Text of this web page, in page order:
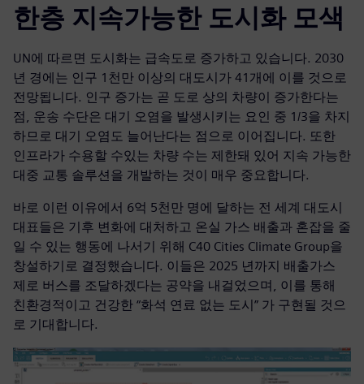
한층 지속가능한 도시화 모색
UN에 따르면 도시화는 급속도로 증가하고 있습니다. 2030
년 경에는 인구 1천만 이상의 대도시가 41개에 이를 것으로
전망됩니다. 인구 증가는 곧 도로 상의 차량이 증가한다는
점, 운송 수단은 대기 오염을 발생시키는 요인 중 1/3을 차지
하므로 대기 오염도 늘어난다는 점으로 이어집니다. 또한
인프라가 수용할 수있는 차량 수는 제한돼 있어 지속 가능한
대중 교통 솔루션을 개발하는 것이 매우 중요합니다.
바로 이런 이유에서 6억 5천만 명에 달하는 전 세계 대도시
대표들은 기후 변화에 대처하고 온실 가스 배출과 혼잡을 줄
일 수 있는 행동에 나서기 위해 C40 Cities Climate Group을
창설하기로 결정했습니다. 이들은 2025 년까지 배출가스
제로 버스를 조달하겠다는 공약을 내걸었으며, 이를 통해
친환경적이고 건강한 “화석 연료 없는 도시” 가 구현될 것으
로 기대합니다.